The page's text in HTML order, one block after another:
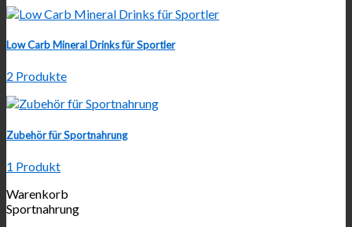
Low Carb Mineral Drinks für Sportler
2 Produkte
Zubehör für Sportnahrung
1 Produkt
Warenkorb
Sportnahrung